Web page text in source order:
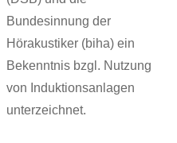
Bundesinnung der
Hörakustiker (biha) ein
Bekenntnis bzgl. Nutzung
von Induktionsanlagen
unterzeichnet.